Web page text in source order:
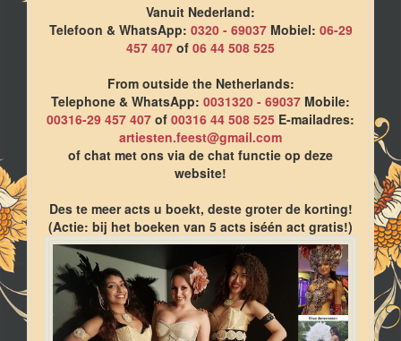
Vanuit Nederland:
Telefoon & WhatsApp: 0320 - 69037Mobiel: 06-29
457 407 of 06 44 508 525
From outside the Netherlands:
Telephone & WhatsApp: 0031320 - 69037 Mobile:
00316-29 457 407 of 00316 44 508 525 E-mailadres:
artiesten.feest@gmail.com
of chat met ons via de chat functie op deze
website!
Des te meer acts u boekt, deste groter de korting!
(Actie: bij het boeken van 5 acts iséén act gratis!)